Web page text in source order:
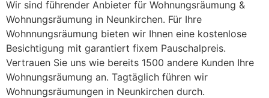
Wir sind führender Anbieter für Wohnungsräumung &
Wohnungsräumung in Neunkirchen. Für Ihre
Wohnnungsräumung bieten wir Ihnen eine kostenlose
Besichtigung mit garantiert fixem Pauschalpreis.
Vertrauen Sie uns wie bereits 1500 andere Kunden Ihre
Wohnungsräumung an. Tagtäglich führen wir
Wohnungsräumungen in Neunkirchen durch.